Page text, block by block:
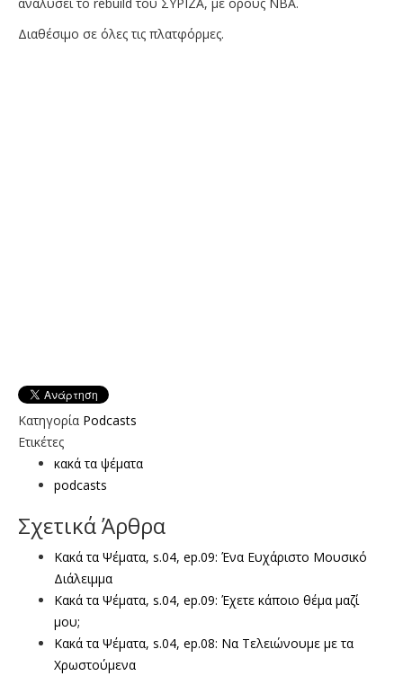
Διαθέσιμο σε όλες τις πλατφόρμες.
Κατηγορία Podcasts
Ετικέτες
κακά τα ψέματα
podcasts
Σχετικά Άρθρα
Κακά τα Ψέματα, s.04, ep.09: Ένα Ευχάριστο Μουσικό
Διάλειμμα
Κακά τα Ψέματα, s.04, ep.09: Έχετε κάποιο θέμα μαζί
μου;
Κακά τα Ψέματα, s.04, ep.08: Να Τελειώνουμε με τα
Χρωστούμενα